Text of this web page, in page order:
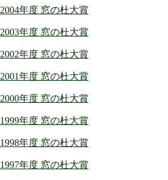
2004年度 窓の杜大賞
2003年度 窓の杜大賞
2002年度 窓の杜大賞
2001年度 窓の杜大賞
2000年度 窓の杜大賞
1999年度 窓の杜大賞
1998年度 窓の杜大賞
1997年度 窓の杜大賞